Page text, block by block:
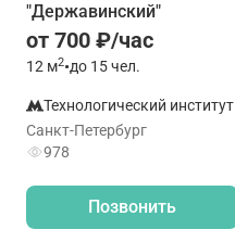
"Державинский"
от 700 ₽/час
12 м2•до 15 чел.
Технологический институт
Санкт-Петербург
978
Позвонить